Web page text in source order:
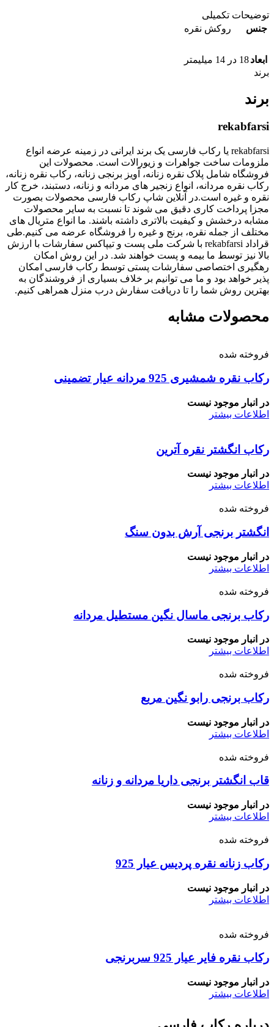
توضیحات تکمیلی
جنس
روکش نقره
ابعاد18 در 14 میلیمتر
برند
برند
rekabfarsi
rekabfarsi یا رکاب فارسی یک برند ایرانی در زمینه عرضه انواع
ملزومات ساخت جواهرات و زیورالات است. محصولات این
فروشگاه شامل پلاک نقره زنانه، آویز برنجی زنانه، رکاب نقره زنانه،
رکاب نقره مردانه، انواع زنجیر های مردانه و زنانه، دستبند، خرج کار
نقره و غیره است.در آنلاین شاپ رکاب فارسی محصولات بصورت
مجزا پرداخت کاری دقیق می شوند تا نسبت به سایر محصولات
مشابه درخشش و کیفیت بالاتری داشته باشند. ما انواع متریال های
مختلف از جمله نقره، برنج و غیره را فروشگاه عرضه می کنیم.طی
قراداد rekabfarsi با شرکت ملی پست و تیپاکس سفارشات با ارزش
بالا نیز توسط ما بیمه و پست خواهند شد. در این روش امکان
رهگیری اختصاصی سفارشات پستی توسط رکاب فارسی امکان
پذیر خواهد بود و ما می توانیم بر خلاف بسیاری از فروشندگان به
بهترین روش شما را تا دریافت سفارش درب منزل همراهی کنیم.
محصولات مشابه
فروخته شده
رکاب نقره شمشیری 925 مردانه عیار تضمینی
در انبار موجود نیست
اطلاعات بیشتر
رکاب انگشتر نقره آترین
در انبار موجود نیست
اطلاعات بیشتر
فروخته شده
انگشتر برنجی آرش بدون سنگ
در انبار موجود نیست
اطلاعات بیشتر
فروخته شده
رکاب برنجی ماسال نگین مستطیل مردانه
در انبار موجود نیست
اطلاعات بیشتر
فروخته شده
رکاب برنجی رابو نگین مربع
در انبار موجود نیست
اطلاعات بیشتر
فروخته شده
قاب انگشتر برنجی داریا مردانه و زنانه
در انبار موجود نیست
اطلاعات بیشتر
فروخته شده
رکاب زنانه نقره پردیس عیار 925
در انبار موجود نیست
اطلاعات بیشتر
فروخته شده
رکاب نقره فایر عیار 925 سربرنجی
در انبار موجود نیست
اطلاعات بیشتر